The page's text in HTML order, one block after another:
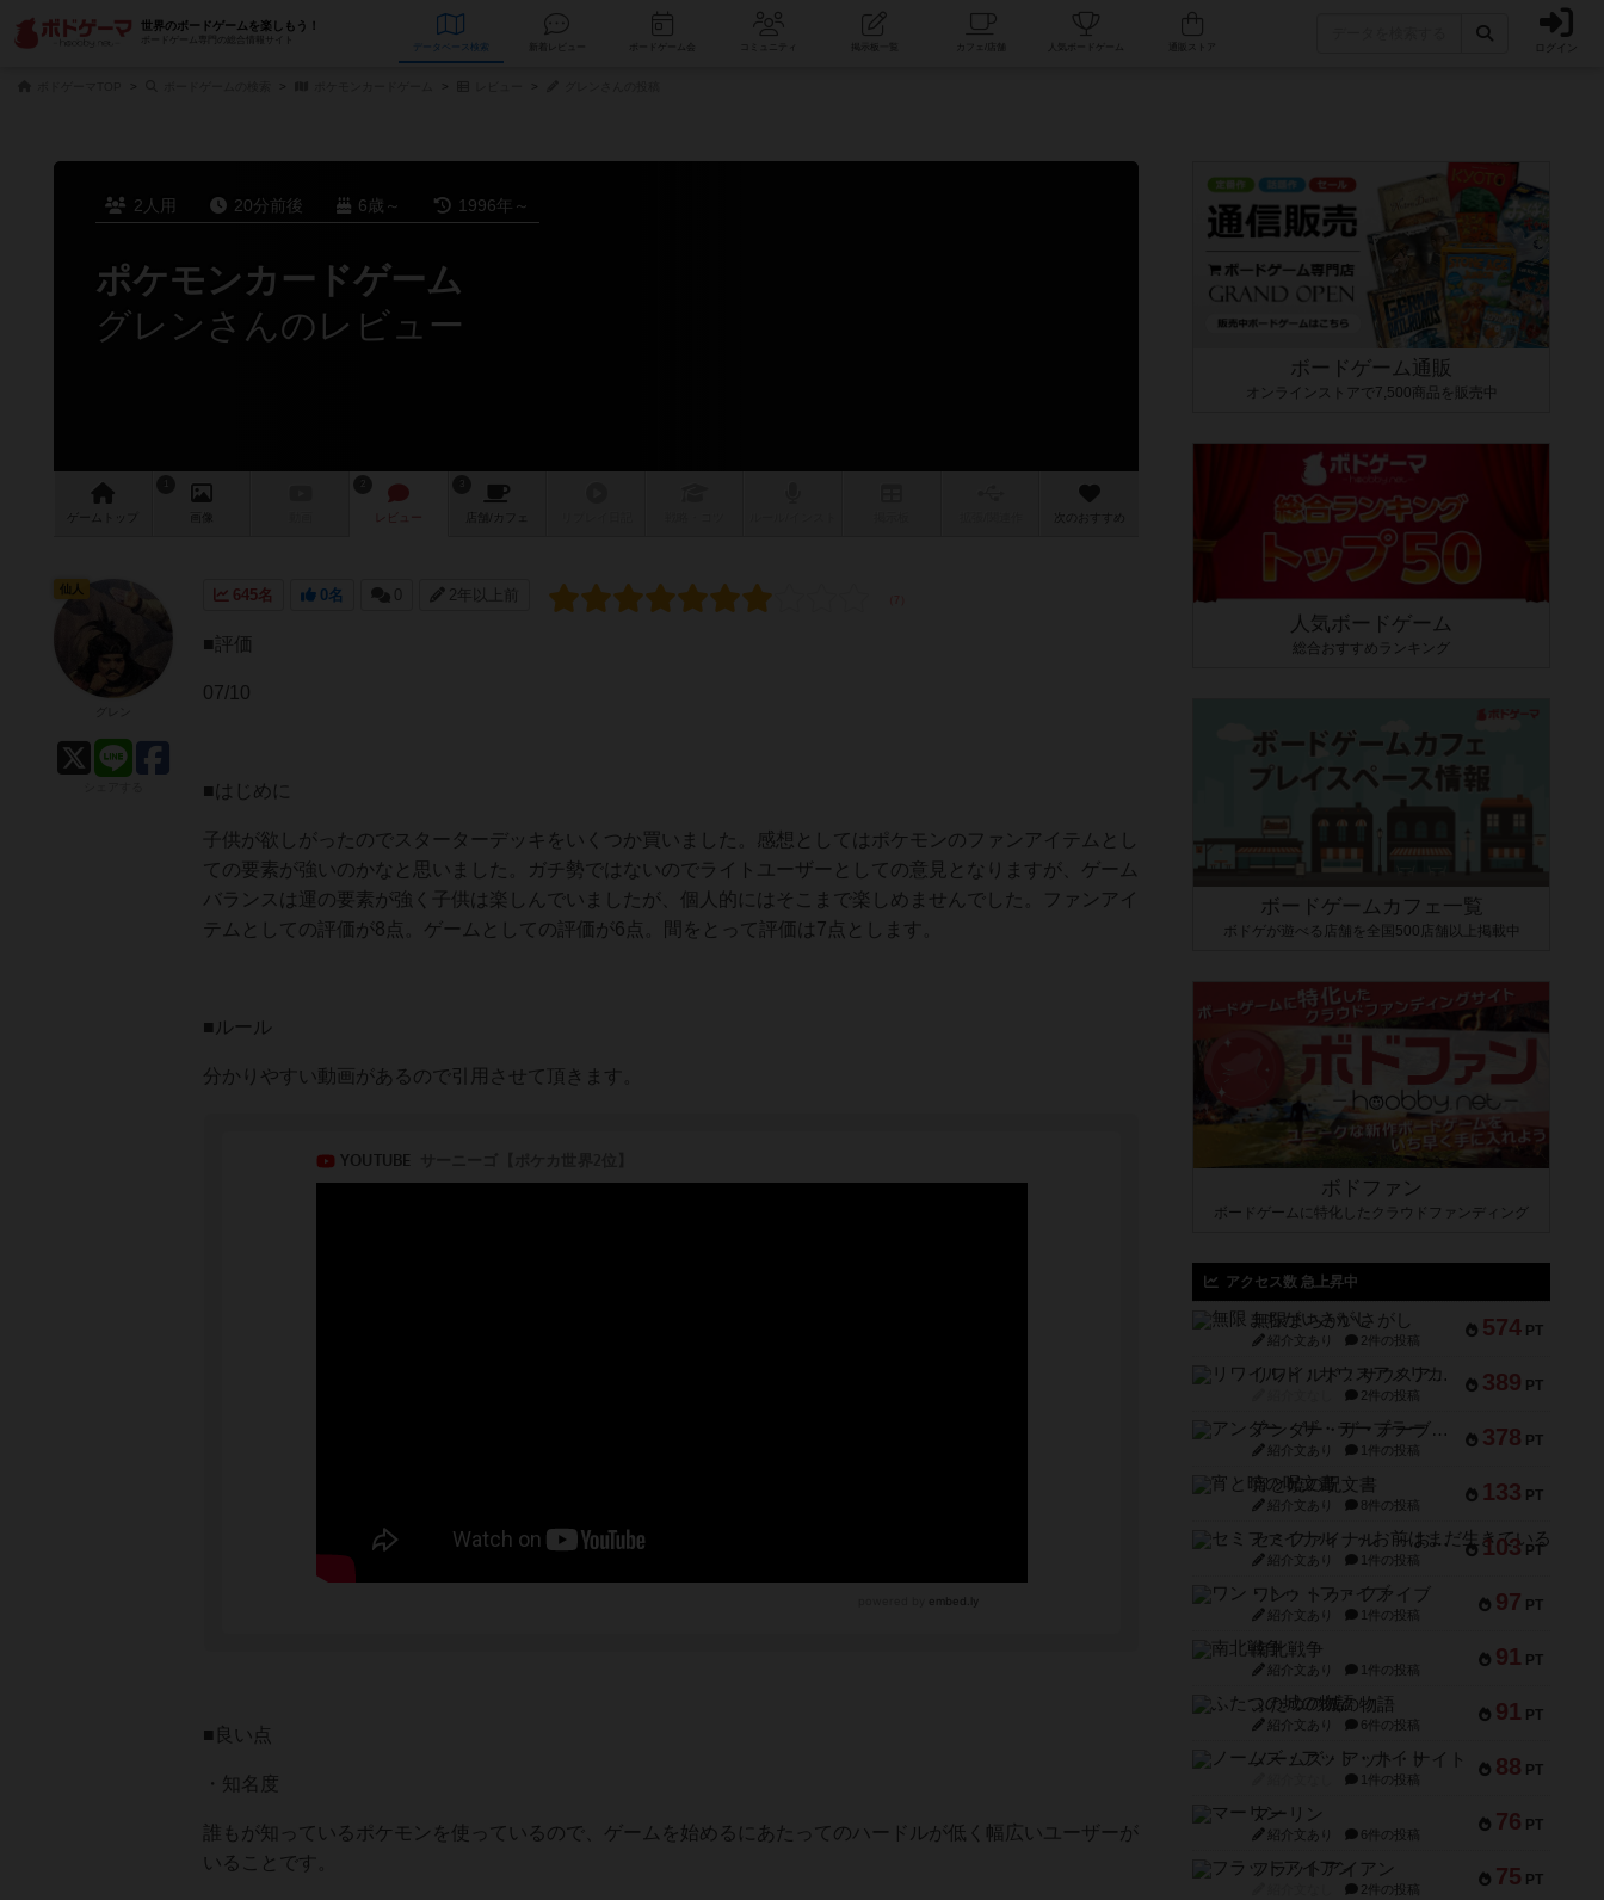
世界のボードゲームを楽しもう！
ボードゲーム専門の総合情報サイト
データベース コミュニティ 人気ボードゲーム ログイン
2人用 20分前後 6歳～ 1996年～
ポケモンカードゲーム
グレンさんのレビュー
ゲーム 画像 レビュー 店舗/ カフェ 次のおすすめ
645名 0名 0 2年以上前
■評価
07/10
■はじめに
子供が欲しがったのでスターターデッキをいくつか買いました。感想としてはポケモンのファンアイテムとし
ての要素が強いのかなと思いました。ガチ勢ではないのでライトユーザーとしての意見となりますが、ゲーム
バランスは運の要素が強く子供は楽しんでいましたが、個人的にはそこまで楽しめませんでした。ファンアイ
テムとしての評価が8点。ゲームとしての評価が6点。間をとって評価は7点とします。
■ルール
分かりやすい動画があるので引用させて頂きます。
■良い点
・知名度
誰もが知っているポケモンを使っているので、ゲームを始めるにあたってのハードルが低く幅広いユーザーが
いることです。
仙人
ボードゲーム通販
オンラインストアで7,500商品を販売中
人気ボードゲーム
総合おすすめランキング
ボードゲームカフェ一覧
ボドゲが遊べる店舗を全国500店舗以上掲載中
ボドファン
ボードゲームに特化したクラウドファンディング
アクセス数 急上昇中
574 PT
無限まちがいさがし
紹介文あり 2件の投稿
389 PT
リワイルド：サウスアメリカ
2件の投稿
378 PT
アンダー・ザ・テーブラー
紹介文あり 1件の投稿
133 PT
宵と暁の呪文書
紹介文あり 8件の投稿
103 PT
セミファイナル ～お前はまだ生きている～
紹介文あり 1件の投稿
97 PT
ワン・トゥ・ファイブ
紹介文あり 1件の投稿
91 PT
南北戦争
紹介文あり 1件の投稿
91 PT
ふたつの城の物語
紹介文あり 6件の投稿
88 PT
ノームズ・アット・ナイト
1件の投稿
76 PT
マーリン
紹介文あり 6件の投稿
75 PT
フラットアイアン
2件の投稿